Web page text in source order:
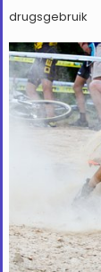
drugsgebruik